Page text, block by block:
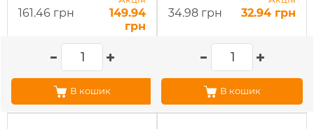
161.46 грн
149.94
грн
В кошик
34.98 грн 32.94 грн
В кошик